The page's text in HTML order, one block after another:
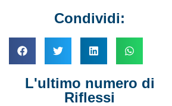
Condividi:
L'ultimo numero di
Riflessi